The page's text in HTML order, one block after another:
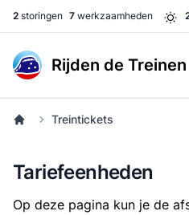
2 storingen 7 werkzaamheden
Rijden de Treinen
Treintickets
Tariefeenheden
Op deze pagina kun je de